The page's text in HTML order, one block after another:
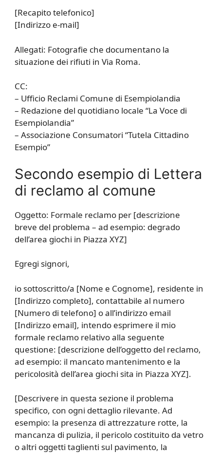
[Recapito telefonico]
[Indirizzo e-mail]
Allegati: Fotografie che documentano la
situazione dei rifiuti in Via Roma.
CC:
– Ufficio Reclami Comune di Esempiolandia
– Redazione del quotidiano locale “La Voce di
Esempiolandia”
– Associazione Consumatori “Tutela Cittadino
Esempio”
Secondo esempio di Lettera
di reclamo al comune
Oggetto: Formale reclamo per [descrizione
breve del problema – ad esempio: degrado
dell’area giochi in Piazza XYZ]
Egregi signori,
io sottoscritto/a [Nome e Cognome], residente in
[Indirizzo completo], contattabile al numero
[Numero di telefono] o all’indirizzo email
[Indirizzo email], intendo esprimere il mio
formale reclamo relativo alla seguente
questione: [descrizione dell’oggetto del reclamo,
ad esempio: il mancato mantenimento e la
pericolosità dell’area giochi sita in Piazza XYZ].
[Descrivere in questa sezione il problema
specifico, con ogni dettaglio rilevante. Ad
esempio: la presenza di attrezzature rotte, la
mancanza di pulizia, il pericolo costituito da vetro
o altri oggetti taglienti sul pavimento, la